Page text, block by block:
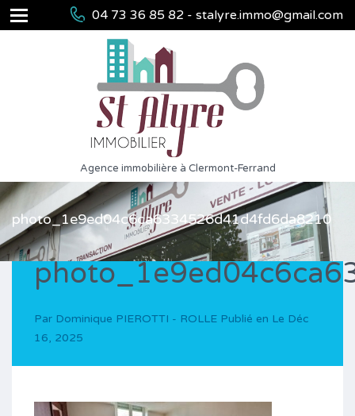
04 73 36 85 82 - stalyre.immo@gmail.com
Agence immobilière à Clermont-Ferrand
photo_1e9ed04c6ca6334526d41d4fd6da8210
Par Dominique PIEROTTI - ROLLE Publié en Le Déc
16, 2025